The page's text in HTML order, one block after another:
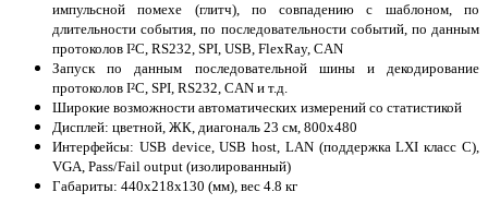
импульсной помехе (глитч), по совпадению с шаблоном, по
длительности события, по последовательности событий, по данным
протоколов I²C, RS232, SPI, USB, FlexRay, CAN
Запуск по данным последовательной шины и декодирование
протоколов I²C, SPI, RS232, CAN и т.д.
Широкие возможности автоматических измерений со статистикой
Дисплей: цветной, ЖК, диагональ 23 см, 800х480
Интерфейсы: USB device, USB host, LAN (поддержка LXI класс С),
VGA, Pass/Fail output (изолированный)
Габариты: 440х218х130 (мм), вес 4.8 кг